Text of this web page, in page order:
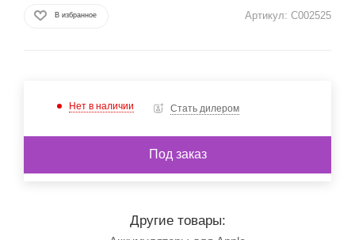
В избранное Артикул: C002525
Нет в наличии Стать дилером
Под заказ
Другие товары: